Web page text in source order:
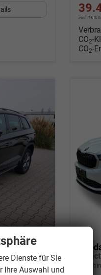
incl. 19%
CO2-
CO2-
17"
Dienste für Sie
Ihre Auswahl und